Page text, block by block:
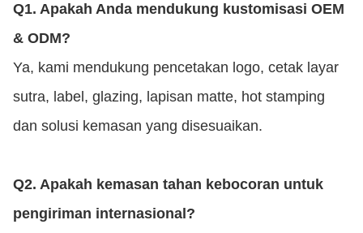
Q1. Apakah Anda mendukung kustomisasi OEM
& ODM?
Ya, kami mendukung pencetakan logo, cetak layar
sutra, label, glazing, lapisan matte, hot stamping
dan solusi kemasan yang disesuaikan.
Q2. Apakah kemasan tahan kebocoran untuk
pengiriman internasional?